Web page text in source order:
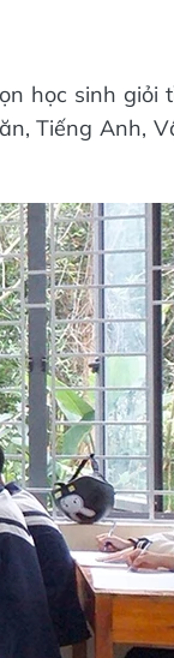
học sinh giỏi
Tiếng Anh,